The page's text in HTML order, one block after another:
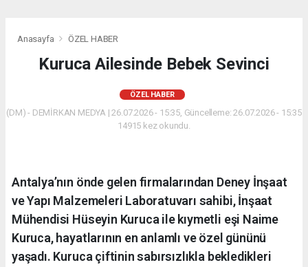
Anasayfa ÖZEL HABER
Kuruca Ailesinde Bebek Sevinci
ÖZEL HABER
(DM) - DEMİRKAN MEDYA | 26.07.2026 - 15:35, Güncelleme: 26.07.2026 - 15:35
14915 kez okundu.
Antalya’nın önde gelen firmalarından Deney İnşaat
ve Yapı Malzemeleri Laboratuvarı sahibi, İnşaat
Mühendisi Hüseyin Kuruca ile kıymetli eşi Naime
Kuruca, hayatlarının en anlamlı ve özel gününü
yaşadı. Kuruca çiftinin sabırsızlıkla bekledikleri